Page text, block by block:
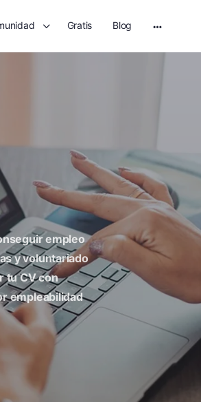
Gratis Blog
empleo
y voluntariado
tu CV con
empleabilidad